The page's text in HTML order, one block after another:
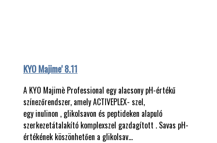
KYO Majime' 8.11
A KYO Majimè Professional egy alacsony pH-értékű
színezőrendszer, amely ACTIVEPLEX- szel,
egy inulinon , glikolsavon és peptideken alapuló
szerkezetátalakító komplexszel gazdagított . Savas pH-
értékének köszönhetően a glikolsav…